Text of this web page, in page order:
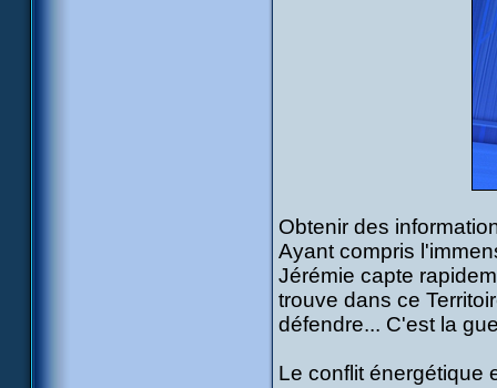
Obtenir des
Ayant compris
Jérémie capte
trouve dans ce
défendre... C'est la
Le conflit énergétique